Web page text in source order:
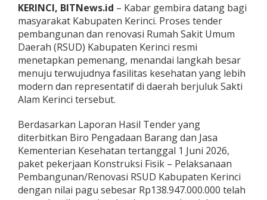
n
g
,
B
u
p
a
t
i
M
n
a
d
i
K
a
KERINCI, BITNews.id – Kabar gembira datang bagi
masyarakat Kabupaten Kerinci. Proses tender
pembangunan dan renovasi Rumah Sakit Umum
Daerah (RSUD) Kabupaten Kerinci resmi
menetapkan pemenang, menandai langkah besar
menuju terwujudnya fasilitas kesehatan yang lebih
modern dan representatif di daerah berjuluk Sakti
Alam Kerinci tersebut.
Berdasarkan Laporan Hasil Tender yang
diterbitkan Biro Pengadaan Barang dan Jasa
Kementerian Kesehatan tertanggal 1 Juni 2026,
paket pekerjaan Konstruksi Fisik – Pelaksanaan
Pembangunan/Renovasi RSUD Kabupaten Kerinci
dengan nilai pagu sebesar Rp138.947.000.000 telah